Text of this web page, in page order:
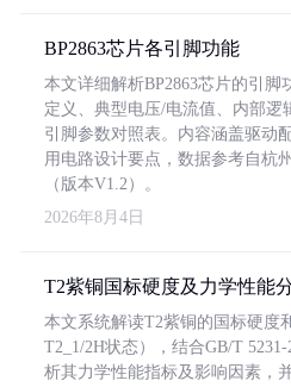
BP2863芯片各引脚功能
本文详细解析BP2863芯片的引脚
定义、典型电压/电流值、内部逻
引脚参数对照表。内容涵盖驱动
用电路设计要点，数据参考自杭
（版本V1.2）。
2026年8月4日
T2紫铜国标硬度及力学性能
本文系统解读T2紫铜的国标硬度
T2_1/2H状态），结合GB/T
析其力学性能指标及影响因素，